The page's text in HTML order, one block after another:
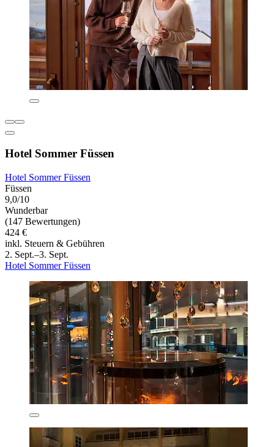
Hotel Sommer Füssen
Hotel Sommer Füssen
Füssen
9,0/10
Wunderbar
(147 Bewertungen)
424 €
inkl. Steuern & Gebühren
2. Sept.–3. Sept.
Hotel Sommer Füssen